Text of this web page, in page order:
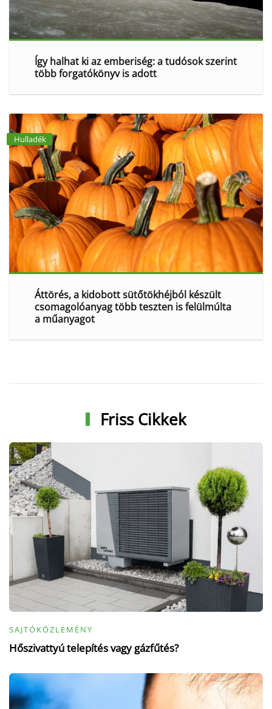
Így halhat ki az emberiség: a tudósok szerint
több forgatókönyv is adott
Hulladék
Áttörés, a kidobott sütőtökhéjból készült
csomagolóanyag több teszten is felülmúlta
a műanyagot
Friss Cikkek
SAJTÓKÖZLEMÉNY
Hőszivattyú telepítés vagy gázfűtés?